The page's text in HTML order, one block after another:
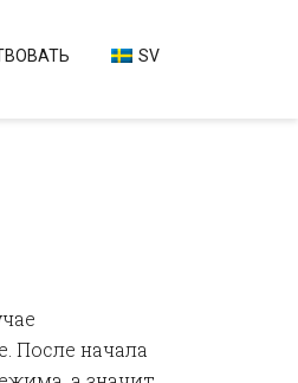
SV
После начала